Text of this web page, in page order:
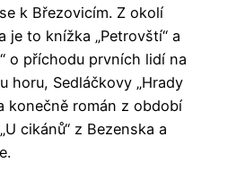
k Březovicím. Z okolí
je to knížka „Petrovští“ a
o příchodu prvních lidí na
horu, Sedláčkovy „Hrady
konečně román z období
cikánů“ z Bezenska a